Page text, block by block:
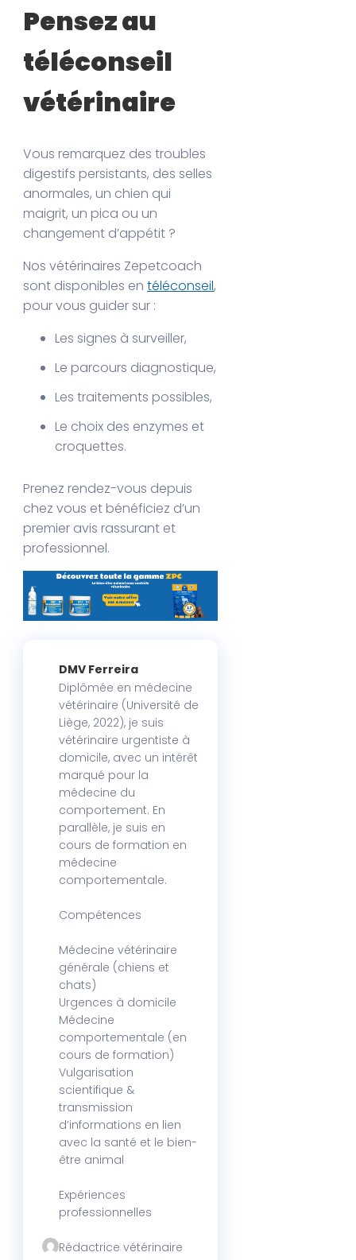
Pensez au
téléconseil
vétérinaire
Vous remarquez des troubles
digestifs persistants, des selles
anormales, un chien qui
maigrit, un pica ou un
changement d’appétit ?
Nos vétérinaires Zepetcoach
sont disponibles entéléconseil,
pour vous guider sur :
Les signes à surveiller,
Le parcours diagnostique,
Les traitements possibles,
Le choix des enzymes et
croquettes.
Prenez rendez-vous depuis
chez vous et bénéficiez d’un
premier avis rassurant et
professionnel.
DMV Ferreira
Diplômée en médecine
vétérinaire (Université de
Liège, 2022), je suis
vétérinaire urgentiste à
domicile, avec un intérêt
marqué pour la
médecine du
comportement. En
parallèle, je suis en
cours de formation en
médecine
comportementale.
Compétences
Médecine vétérinaire
générale (chiens et
chats)
Urgences à domicile
Médecine
comportementale (en
cours de formation)
Vulgarisation
scientifique &
transmission
d’informations en lien
avec la santé et le bien-
être animal
Expériences
professionnelles
Rédactrice vétérinaire